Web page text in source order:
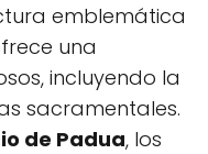
emblemática
una
incluyendo la
sacramentales.
de Padua, los